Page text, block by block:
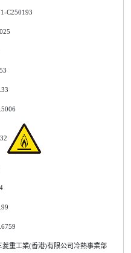
C250193
菱重工業(香港)有限公司冷熱事業部